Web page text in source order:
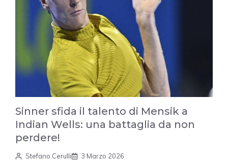
Sinner sfida il talento di Mensik a
Indian Wells: una battaglia da non
perdere!
Stefano Cerulli 3 Marzo 2026